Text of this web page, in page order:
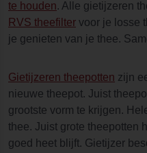
te houden. Alle gietijzeren
RVS theefilter voor je losse
je genieten van je thee.
Gietijzeren theepotten zijn
nieuwe theepot. Juist
grootste vorm te krijgen.
thee. Juist grote theepotten
goed heet blijft. Gietijzer